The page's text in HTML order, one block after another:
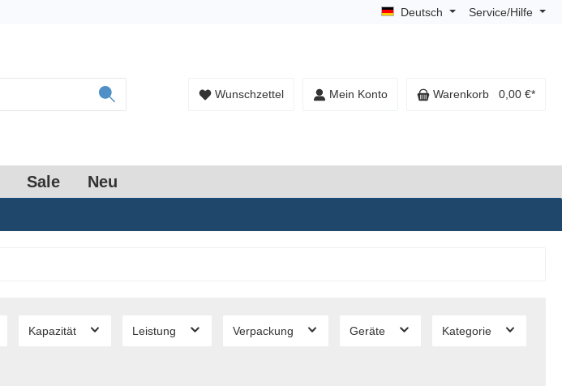
Deutsch Service/Hilfe
Wunschzettel Mein Konto Warenkorb 0,00 €*
Sale Neu
Kapazität Leistung Verpackung Geräte Kategorie